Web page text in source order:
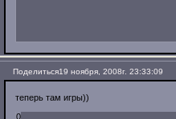
Поделиться19 ноября, 2008г. 23:33:09
теперь там игры))
0